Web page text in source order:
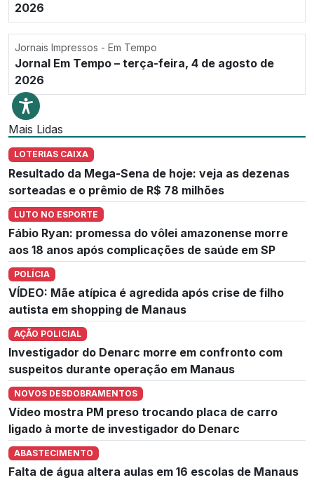
2026
Jornais Impressos - Em Tempo
Jornal Em Tempo – terça-feira, 4 de agosto de
2026
Mais Lidas
LOTERIAS CAIXA
Resultado da Mega-Sena de hoje: veja as dezenas
sorteadas e o prêmio de R$ 78 milhões
LUTO NO ESPORTE
Fábio Ryan: promessa do vôlei amazonense morre
aos 18 anos após complicações de saúde em SP
POLÍCIA
VÍDEO: Mãe atípica é agredida após crise de filho
autista em shopping de Manaus
AÇÃO POLICIAL
Investigador do Denarc morre em confronto com
suspeitos durante operação em Manaus
NOVOS DESDOBRAMENTOS
Vídeo mostra PM preso trocando placa de carro
ligado à morte de investigador do Denarc
ABASTECIMENTO
Falta de água altera aulas em 16 escolas de Manaus